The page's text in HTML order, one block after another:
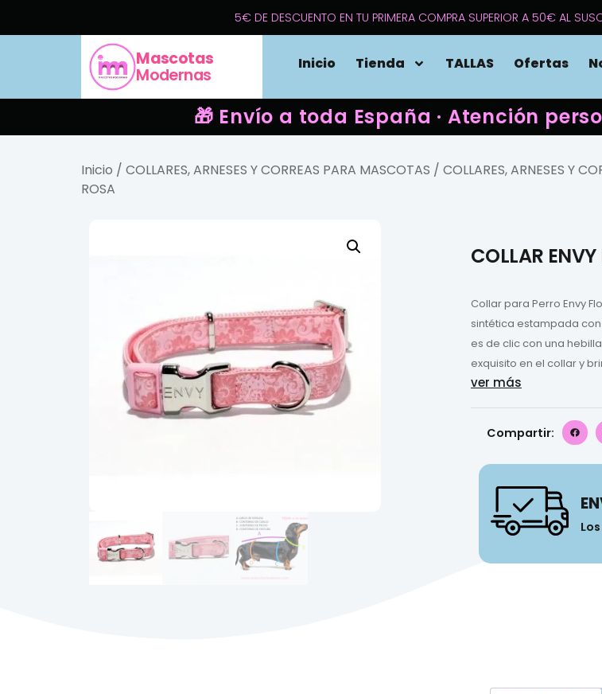
5€ DE DESCUENTO EN TU PRIMERA COMPRA SUPERIOR A 50€ AL
Mascotas
Modernas
Inicio Tienda TALLAS Ofertas
🎁 Envío a toda España · Atención
Inicio / COLLARES, ARNESES Y CORREAS PARA MASCOTAS / COLLARES, ARNESES Y
ROSA
COLLAR ENVY
Collar para Perro Envy
sintética estampada
es de clic con una
exquisito en el collar y
ver más
Compartir: